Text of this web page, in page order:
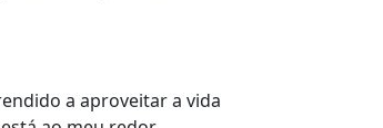
a aproveitar a vida